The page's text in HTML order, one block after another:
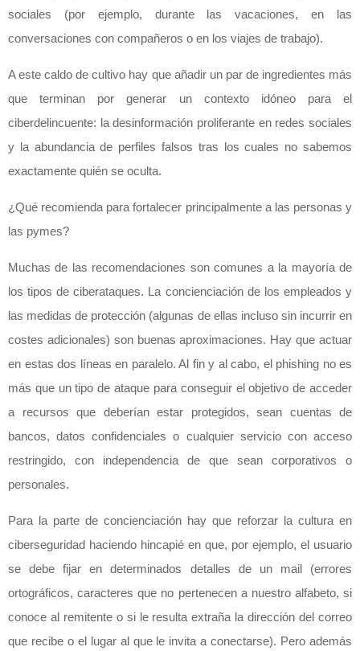
sociales (por ejemplo, durante las vacaciones, en las
conversaciones con compañeros o en los viajes de trabajo).
A este caldo de cultivo hay que añadir un par de ingredientes más
que terminan por generar un contexto idóneo para el
ciberdelincuente: la desinformación proliferante en redes sociales
y la abundancia de perfiles falsos tras los cuales no sabemos
exactamente quién se oculta.
¿Qué recomienda para fortalecer principalmente a las personas y
las pymes?
Muchas de las recomendaciones son comunes a la mayoría de
los tipos de ciberataques. La concienciación de los empleados y
las medidas de protección (algunas de ellas incluso sin incurrir en
costes adicionales) son buenas aproximaciones. Hay que actuar
en estas dos líneas en paralelo. Al fin y al cabo, el phishing no es
más que un tipo de ataque para conseguir el objetivo de acceder
a recursos que deberían estar protegidos, sean cuentas de
bancos, datos confidenciales o cualquier servicio con acceso
restringido, con independencia de que sean corporativos o
personales.
Para la parte de concienciación hay que reforzar la cultura en
ciberseguridad haciendo hincapié en que, por ejemplo, el usuario
se debe fijar en determinados detalles de un mail (errores
ortográficos, caracteres que no pertenecen a nuestro alfabeto, si
conoce al remitente o si le resulta extraña la dirección del correo
que recibe o el lugar al que le invita a conectarse). Pero además